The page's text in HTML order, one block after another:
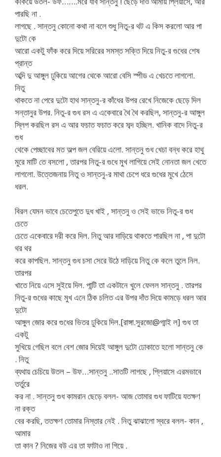
পারছি না .
লাগছে . সান্তনু কোনো কথা না বলে শুধু নিতু-র থট এ কিস করলো আর পা
দুটো কে
আরো একটু ফাঁক করে দিয়ে সরিরের সমস্ত সক্তি দিয়ে নিতু-র গুধের শেষ
প্রান্ত
অব্দি দু আঙ্গুল ঢুকিয়ে আগের থেকে আরো বেসি স্পীড এ খেচতে লাগলো.
নিতু
থাকতে না পেরে দুটো হাথ সান্তনু-র কাঁধের উপর রেখে নিজেকে ছেড়ে দিল
সন্তানুর উপর. নিতু-র গুধ রস এ একেবারে থৈ থৈ করছিল, সান্তনু-র আঙ্গুল
স্লিপ করছিল রস এ আর ফচাত ফচাত করে সব্দ হচ্ছিল. খানিক বাদে নিতু-র
গুধ
থেকে পেচ্ছাবের মত অল্প জল বেরিয়ে এলো. সান্তনু গুধ খেচা বন্ধ করে হাথু
মুরে মাটি তে বসলো , তারপর নিতু-র গুধে মুখ লাগিয়ে সেই নোনতা জল খেতে
লাগলো. উত্তেজনায় নিতু ও সান্তনু-র মাথা চেপে ধরে গুধের মুখে ঠেসে
ধরল.
বিরল যেমন ভাবে চেতেপুতে দুধ খাই , সান্তনু ও সেই ভাভে নিতু-র গুধ
চেতে
চেতে একেবারে দরী করে দিল. নিতু আর দাড়িয়ে থাকতে পারছিল না , পা দুটো
থর থর
করে কাপছিল. সান্তনু গুধ চসা সেরে উঠে দাড়িয়ে নিতু কে কলে তুলে নিল.
তারপর
খাতে নিয়ে এসে সুইয়ে দিল. পান্টি তা একটানে খুলে ফেলল সান্তনু . তারপর
নিতু-র গুধের কাছে মুখ এনে ঠিক চলিত এর উপর দাঁত দিয়ে কামড়ে ধরল আর
দুটো
আঙ্গুল জোর করে গুধের ভিতর ঢুকিয়ে দিল.[রাঙ্গা.সুরজো@গ্মাই ল] গুধ তা
একটু
সুখিয়ে গেছিল বলে বেশ জোর দিয়েই আঙ্গুল দুটো ঢোকাতে হলো সান্তনু কে
. নিতু
ব্যথায় চেচিয়ে উতল – উফ…সান্তনু ..সাতটি লাগছে , প্লিয়াসে এরমভাবে
তর্তুরে
কর না . সান্তনু গুধ কামরান ছেড়ে বলল- আজ তোমার গুধ ফাটিয়ে যতক্ষণ
না রক্ত
বের করছি, ততক্ষণ তোমার নিস্তার নেই . নিতু ঝাঝালো স্বরে বলল- কান ,
আমার
তা কান ? নিজের বউ এর তা ফাটাও না গিয়ে .